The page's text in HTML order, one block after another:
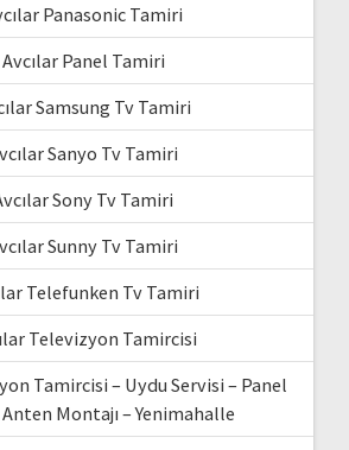
Panasonic Tamiri
Avcılar Panel Tamiri
Samsung Tv Tamiri
Sanyo Tv Tamiri
Sony Tv Tamiri
Sunny Tv Tamiri
Telefunken Tv Tamiri
Televizyon Tamircisi
Tamircisi – Uydu Servisi – Panel
Montajı – Yenimahalle